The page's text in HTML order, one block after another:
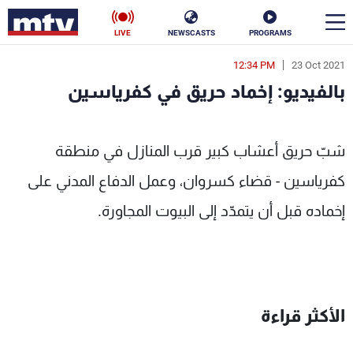
PROGRAMS
NEWSCASTS
LIVE
23 Oct 2021
12:34 PM
بالفيديو: إخماد حريق في كفرياسين
شبّ حريق أعشاب كبير قرب المنازل في منطقة
كفرياسين - قضاء كسروان، وعمل الدفاع المدني على
إخماده قبل أن يتمدّد إلى البيوت المجاورة.
الأكثر قراءة
en
الأخبار
سياسة ناس
إقتصاد فن
منوعات رياضة
البرامج